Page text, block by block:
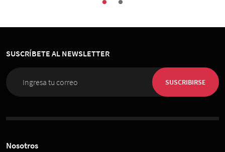
SUSCRÍBETE AL NEWSLETTER
SUSCRIBIRSE
Nosotros